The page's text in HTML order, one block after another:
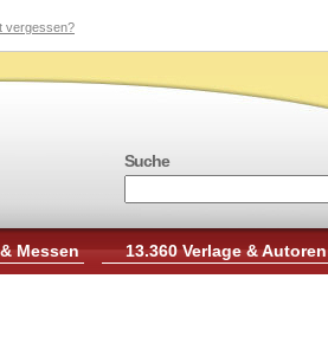
vergessen?
Suche
Messen 13.360 Verlage & Autoren